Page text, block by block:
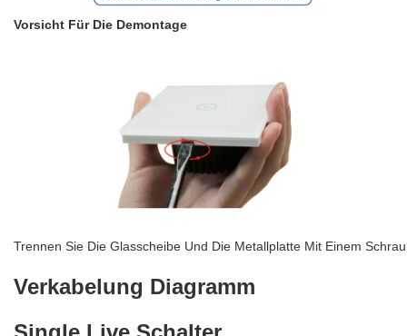
Vorsicht Für Die Demontage
Trennen Sie Die Glasscheibe Und Die Metallplatte Mit Einem
Verkabelung Diagramm